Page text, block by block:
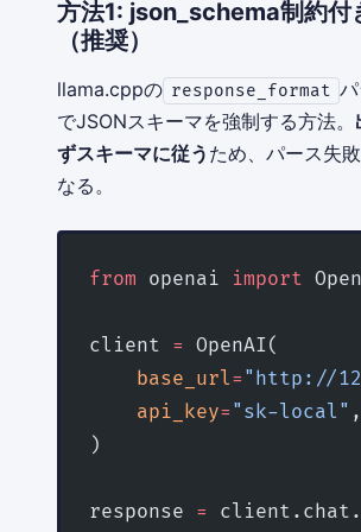
方法1: json_schema制約付
（推奨）
llama.cppの response_format
でJSONスキーマを強制する方法。
ずスキーマに従う ため、パース失
なる。
from openai import
client = OpenAI(
    base_url
= "http://
    api_key
= "sk-local"
)
response =